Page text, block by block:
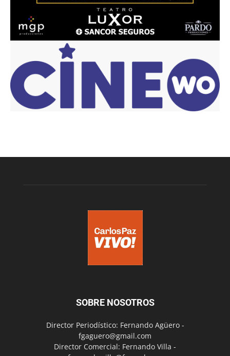
SOBRE NOSOTROS
Director Periodístico: Fernando Agüero -
fgaguero@gmail.com
Director Comercial: Fernando Villa -